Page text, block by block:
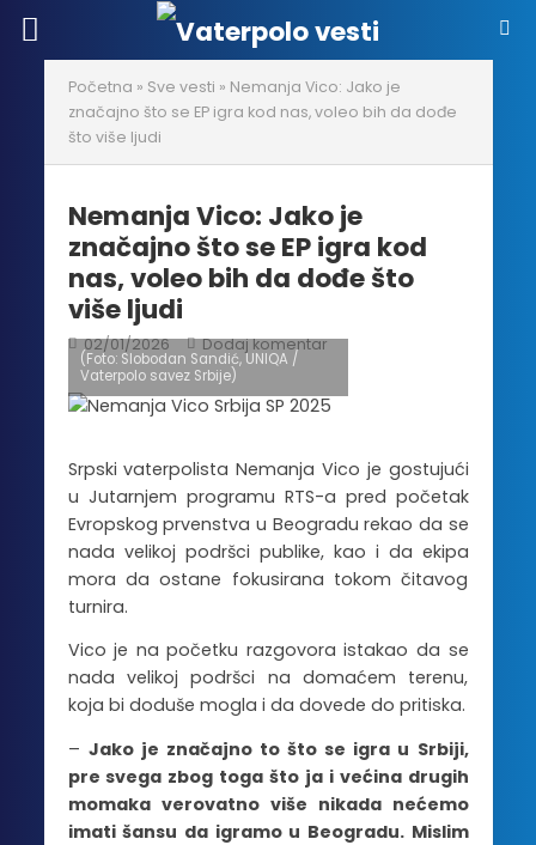
Početna » Sve vesti » Nemanja Vico: Jako je
značajno što se EP igra kod nas, voleo bih da dođe
što više ljudi
Nemanja Vico: Jako je
značajno što se EP igra kod
nas, voleo bih da dođe što
više ljudi
02/01/2026 Dodaj komentar
(Foto: Slobodan Sandić, UNIQA /
Vaterpolo savez Srbije)
Srpski vaterpolista Nemanja Vico je gostujući
u Jutarnjem programu RTS-a pred početak
Evropskog prvenstva u Beogradu rekao da se
nada velikoj podršci publike, kao i da ekipa
mora da ostane fokusirana tokom čitavog
turnira.
Vico je na početku razgovora istakao da se
nada velikoj podršci na domaćem terenu,
koja bi doduše mogla i da dovede do pritiska.
– Jako je značajno to što se igra u Srbiji,
pre svega zbog toga što ja i većina drugih
momaka verovatno više nikada nećemo
imati šansu da igramo u Beogradu. Mislim